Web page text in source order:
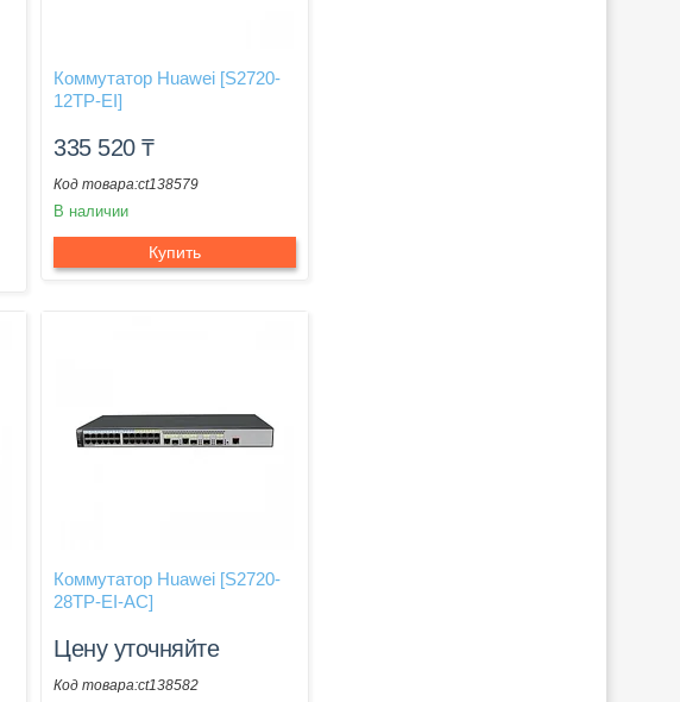
Коммутатор Huawei [S2720-
12TP-EI]
335 520₸
ct138579
В наличии
Купить
Коммутатор Huawei [S2720-
28TP-EI-AC]
Цену уточняйте
ct138582